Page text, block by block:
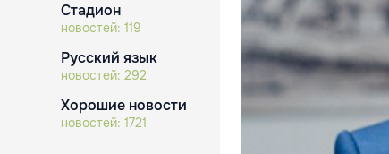
Стадион
новостей: 119
Русский язык
новостей: 292
Хорошие новости
новостей: 1721